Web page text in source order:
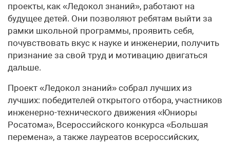
проекты, как «Ледокол знаний», работают на
будущее детей. Они позволяют ребятам выйти за
рамки школьной программы, проявить себя,
почувствовать вкус к науке и инженерии, получить
признание за свой труд и мотивацию двигаться
дальше.
Проект «Ледокол знаний» собрал лучших из
лучших: победителей открытого отбора, участников
инженерно-технического движения «Юниоры
Росатома», Всероссийского конкурса «Большая
перемена», а также лауреатов всероссийских,